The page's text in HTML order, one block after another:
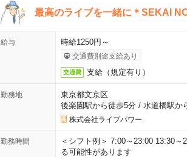
最高のライブを一緒に＊SEKAI
給与 時給1250円～
交通費別途支給あり
交通費 支給（規定有り）
勤務地
東京都文京区
後楽園駅から徒歩5分/ 水道橋駅か
株式会社ライブパワー
勤務時間
＜シフト例＞ 7:00～23:00 13:30
る可能性があります